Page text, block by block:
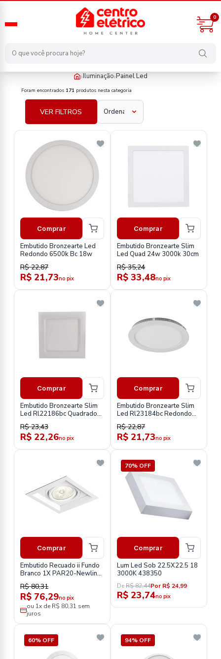
0
›Iluminação›Painel Led
iluminacao/painel-led
Foram encontrados 171 produtos nesta categoria
VER FILTROS
Comprar
Embutido Bronzearte Led
Redondo 6500k Bc 18w
R$ 22,87
R$ 21,73no pix
Comprar
Embutido Bronzearte Slim
Led Quad 24w 3000k 30cm
R$ 35,24
R$ 33,48no pix
Comprar
Embutido Bronzearte Slim
Led Rl22186bc Quadrado
6500k Bc 18w
R$ 23,43
R$ 22,26no pix
Comprar
Embutido Bronzearte Slim
Led Rl23184bc Redondo
3000k Am 18w
R$ 22,87
R$ 21,73no pix
Comprar
Embutido Recuado ii Fundo
Branco 1X PAR20-Newline-
IN50331BT
R$ 80,31
R$ 76,29no pix
ou 1x de R$ 80,31 sem
juros
70% OFF
Comprar
Lum Led Sob 22.5X22.5 18
3000K 438350
DeR$ 82,44Por R$ 24,99
R$ 23,74no pix
60% OFF 94% OFF